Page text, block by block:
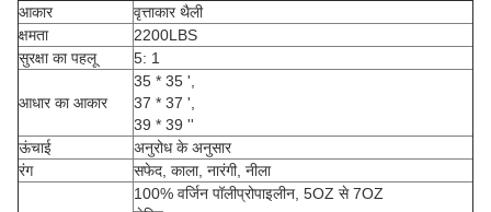
आकार
वृत्ताकार थैली
क्षमता
2200LBS
सुरक्षा का पहलू
5: 1
आधार का आकार
35 * 35 ',
37 * 37 ',
39 * 39 ''
ऊंचाई
अनुरोध के अनुसार
रंग
सफेद, काला, नारंगी, नीला
100% वर्जिन पॉलीप्रोपाइलीन, 5OZ से 7OZ